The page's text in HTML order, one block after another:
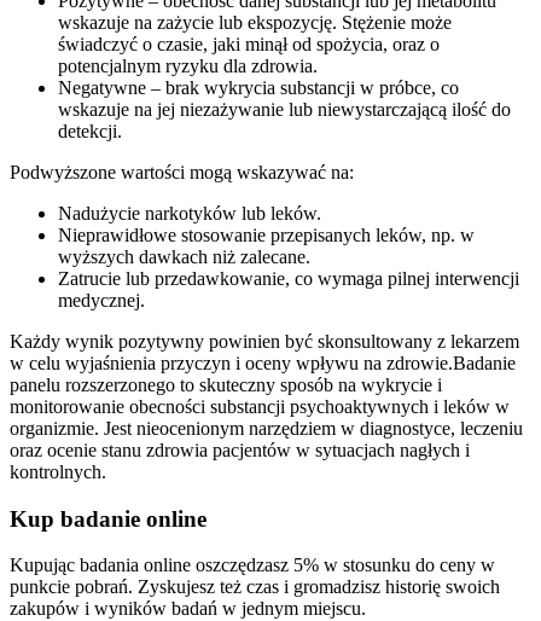
wskazuje na zażycie lub ekspozycję. Stężenie może
świadczyć o czasie, jaki minął od spożycia, oraz o
potencjalnym ryzyku dla zdrowia.
Negatywne – brak wykrycia substancji w próbce, co
wskazuje na jej niezażywanie lub niewystarczającą ilość do
detekcji.
Podwyższone wartości mogą wskazywać na:
Nadużycie narkotyków lub leków.
Nieprawidłowe stosowanie przepisanych leków, np. w
wyższych dawkach niż zalecane.
Zatrucie lub przedawkowanie, co wymaga pilnej interwencji
medycznej.
Każdy wynik pozytywny powinien być skonsultowany z lekarzem
w celu wyjaśnienia przyczyn i oceny wpływu na zdrowie.Badanie
panelu rozszerzonego to skuteczny sposób na wykrycie i
monitorowanie obecności substancji psychoaktywnych i leków w
organizmie. Jest nieocenionym narzędziem w diagnostyce, leczeniu
oraz ocenie stanu zdrowia pacjentów w sytuacjach nagłych i
kontrolnych.
Kup badanie online
Kupując badania online oszczędzasz 5% w stosunku do ceny w
punkcie pobrań. Zyskujesz też czas i gromadzisz historię swoich
zakupów i wyników badań w jednym miejscu.